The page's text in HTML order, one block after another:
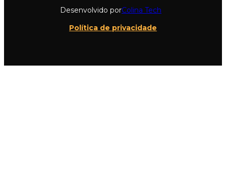
Desenvolvido porColina Tech
Política de privacidade